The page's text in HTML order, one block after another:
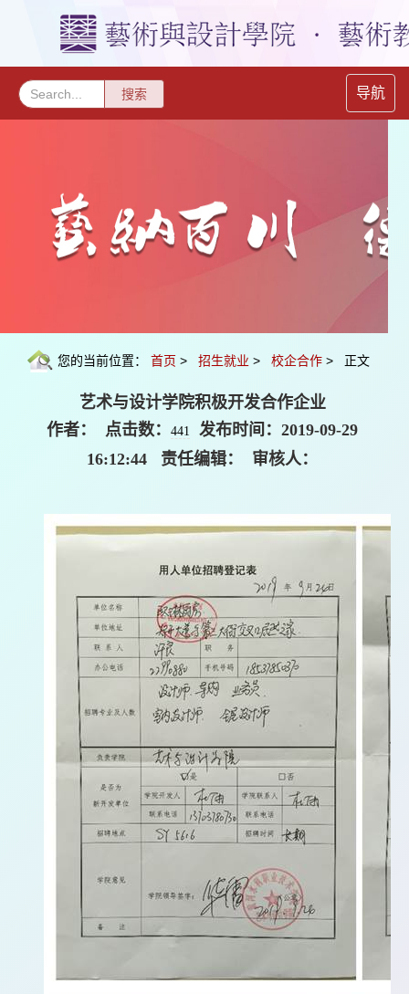
公告通知：
艺术与设计学院（艺术教育中心）关于2025-2026学
年第1学期2025级新生教材选用情况公示
导航
搜索
您的当前位置： 首页 > 招生就业 > 校企合作 > 正文
艺术与设计学院积极开发合作企业
作者： 点击数：
441
发布时间：2019-09-29
16:12:44 责任编辑： 审核人：